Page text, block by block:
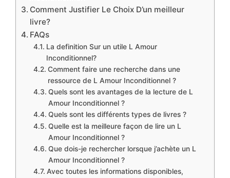
Comment Justifier Le Choix D’un meilleur
livre?
FAQs
La definition Sur un utile L Amour
Inconditionnel?
Comment faire une recherche dans une
ressource de L Amour Inconditionnel ?
Quels sont les avantages de la lecture de L
Amour Inconditionnel ?
Quels sont les différents types de livres ?
Quelle est la meilleure façon de lire un L
Amour Inconditionnel ?
Que dois-je rechercher lorsque j’achète un L
Amour Inconditionnel ?
Avec toutes les informations disponibles,